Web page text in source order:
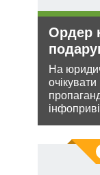
Ордер
На